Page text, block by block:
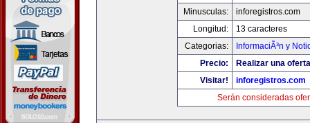
Minusculas:
inforegistros.com
Longitud:
13 caracteres
Categorias:
InformaciÃ³n y
Precio:
Realizar una
Visitar!
inforegistros.com
Serán consideradas